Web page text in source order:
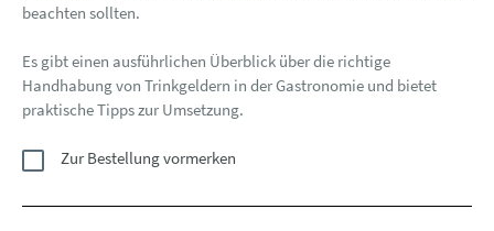
beachten sollten.
Es gibt einen ausführlichen Überblick über die richtige
Handhabung von Trinkgeldern in der Gastronomie und bietet
praktische Tipps zur Umsetzung.
Zur Bestellung vormerken